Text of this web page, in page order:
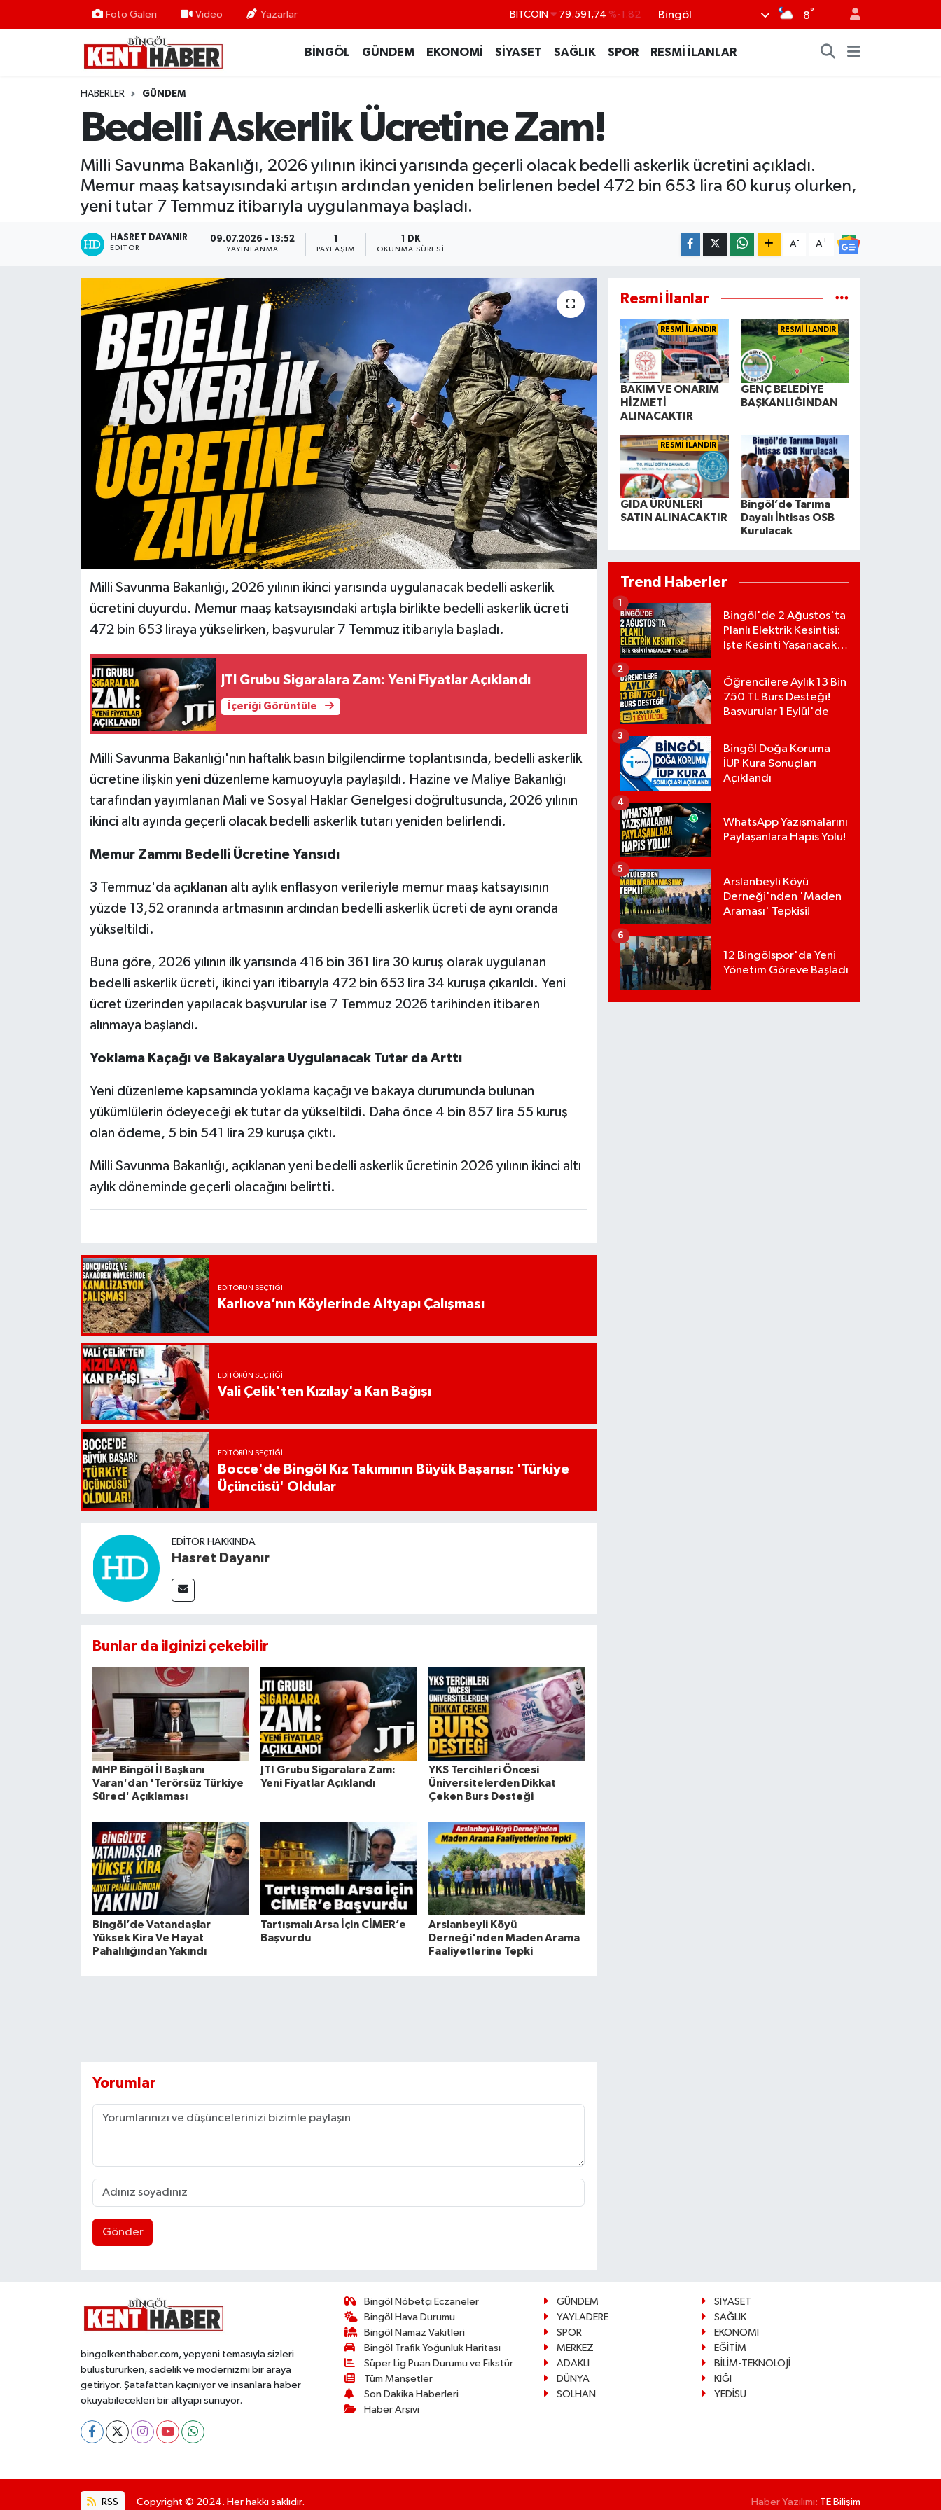
Foto Galeri Video Yazarlar DOLAR 45,43620 %0.02
53,38690
BİST100 14.598,00
Bingöl 8°
BİNGÖL GÜNDEM EKONOMİ SİYASET SAĞLIK SPOR RESMİ İLANLAR
HABERLER GÜNDEM
Bedelli Askerlik Ücretine Zam!
Milli Savunma Bakanlığı, 2026 yılının ikinci yarısında geçerli olacak bedelli askerlik ücretini açıkladı.
Memur maaş katsayısındaki artışın ardından yeniden belirlenen bedel 472 bin 653 lira 60 kuruş olurken,
yeni tutar 7 Temmuz itibarıyla uygulanmaya başladı.
HASRET DAYANIR
EDITÖR
09.07.2026 - 13:52
YAYINLANMA PAYLAŞIM
1 DK
OKUNMA SÜRESI
A- A+
Milli Savunma Bakanlığı, 2026 yılının ikinci yarısında uygulanacak bedelli askerlik
ücretini duyurdu. Memur maaş katsayısındaki artışla birlikte bedelli askerlik ücreti
472 bin 653 liraya yükselirken, başvurular 7 Temmuz itibarıyla başladı.
JTI Grubu Sigaralara Zam: Yeni Fiyatlar Açıklandı
İçeriği Görüntüle
Milli Savunma Bakanlığı'nın haftalık basın bilgilendirme toplantısında, bedelli askerlik
ücretine ilişkin yeni düzenleme kamuoyuyla paylaşıldı. Hazine ve Maliye Bakanlığı
tarafından yayımlanan Mali ve Sosyal Haklar Genelgesi doğrultusunda, 2026 yılının
ikinci altı ayında geçerli olacak bedelli askerlik tutarı yeniden belirlendi.
Memur Zammı Bedelli Ücretine Yansıdı
3 Temmuz'da açıklanan altı aylık enflasyon verileriyle memur maaş katsayısının
yüzde 13,52 oranında artmasının ardından bedelli askerlik ücreti de aynı oranda
yükseltildi.
Buna göre, 2026 yılının ilk yarısında 416 bin 361 lira 30 kuruş olarak uygulanan
bedelli askerlik ücreti, ikinci yarı itibarıyla 472 bin 653 lira 34 kuruşa çıkarıldı. Yeni
ücret üzerinden yapılacak başvurular ise 7 Temmuz 2026 tarihinden itibaren
alınmaya başlandı.
Yoklama Kaçağı ve Bakayalara Uygulanacak Tutar da Arttı
Yeni düzenleme kapsamında yoklama kaçağı ve bakaya durumunda bulunan
yükümlülerin ödeyeceği ek tutar da yükseltildi. Daha önce 4 bin 857 lira 55 kuruş
olan ödeme, 5 bin 541 lira 29 kuruşa çıktı.
Milli Savunma Bakanlığı, açıklanan yeni bedelli askerlik ücretinin 2026 yılının ikinci altı
aylık döneminde geçerli olacağını belirtti.
EDITÖRÜN SEÇTIĞI
Karlıova’nın Köylerinde Altyapı Çalışması
EDITÖRÜN SEÇTIĞI
Vali Çelik'ten Kızılay'a Kan Bağışı
EDITÖRÜN SEÇTIĞI
Bocce'de Bingöl Kız Takımının Büyük Başarısı: 'Türkiye
Üçüncüsü' Oldular
EDITÖR HAKKINDA
Hasret Dayanır
Bunlar da ilginizi çekebilir
MHP Bingöl İl Başkanı
Varan'dan 'Terörsüz Türkiye
Süreci' Açıklaması
JTI Grubu Sigaralara Zam:
Yeni Fiyatlar Açıklandı
YKS Tercihleri Öncesi
Üniversitelerden Dikkat
Çeken Burs Desteği
Bingöl’de Vatandaşlar
Yüksek Kira Ve Hayat
Pahalılığından Yakındı
Tartışmalı Arsa İçin CİMER’e
Başvurdu
Arslanbeyli Köyü
Derneği'nden Maden Arama
Faaliyetlerine Tepki
Yorumlar
Gönder
Resmi İlanlar
RESMİ İLANDIR
BAKIM VE ONARIM
HİZMETİ
ALINACAKTIR
RESMİ İLANDIR
GENÇ BELEDİYE
BAŞKANLIĞINDAN
RESMİ İLANDIR
GIDA ÜRÜNLERİ
SATIN ALINACAKTIR
Bingöl’de Tarıma
Dayalı İhtisas OSB
Kurulacak
Trend Haberler
Bingöl'de 2 Ağustos'ta
Planlı Elektrik Kesintisi:
İşte Kesinti Yaşanacak
1
Öğrencilere Aylık 13 Bin
750 TL Burs Desteği!
Başvurular 1 Eylül'de
2
Bingöl Doğa Koruma
İUP Kura Sonuçları
Açıklandı
3
WhatsApp Yazışmalarını
Paylaşanlara Hapis Yolu!
4
Arslanbeyli Köyü
Derneği'nden 'Maden
Araması' Tepkisi!
5
12 Bingölspor'da Yeni
Yönetim Göreve Başladı
6
bingolkenthaber.com, yepyeni temasıyla sizleri
buluştururken, sadelik ve modernizmi bir araya
getiriyor. Şatafattan kaçınıyor ve insanlara haber
okuyabilecekleri bir altyapı sunuyor.
Bingöl Nöbetçi Eczaneler
Bingöl Hava Durumu
Bingöl Namaz Vakitleri
Bingöl Trafik Yoğunluk Haritası
Süper Lig Puan Durumu ve Fikstür
Tüm Manşetler
Son Dakika Haberleri
Haber Arşivi
GÜNDEM
SİYASET
YAYLADERE
SAĞLIK
SPOR
EKONOMİ
MERKEZ
EĞİTİM
ADAKLI
BİLİM-TEKNOLOJİ
DÜNYA
KİĞI
SOLHAN
YEDİSU
RSS Copyright © 2024. Her hakkı saklıdır. Haber Yazılımı: TE Bilişim
BİLİM-TEKNOLOJİ
KARLIOVA
RESMİ İLANLAR
YAYLADERE
Bingöl Nöbetçi Eczaneler
Bingöl Hava Durumu
Bingöl Namaz Vakitleri
Bingöl Trafik Yoğunluk Haritası
Süper Lig Puan Durumu ve Fikstür
Tüm Manşetler
Haber Arşivi